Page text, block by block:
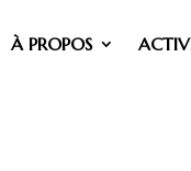
À PROPOS